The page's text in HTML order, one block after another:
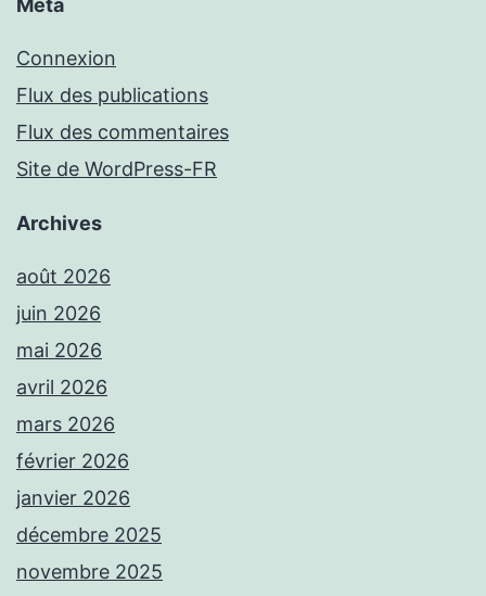
Méta
Connexion
Flux des publications
Flux des commentaires
Site de WordPress-FR
Archives
août 2026
juin 2026
mai 2026
avril 2026
mars 2026
février 2026
janvier 2026
décembre 2025
novembre 2025